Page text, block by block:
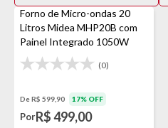
Forno de Micro-ondas 20
Litros Midea MHP20B com
Painel Integrado 1050W
Branco
(0)
De R$ 599,90 17% OFF
PorR$ 499,00